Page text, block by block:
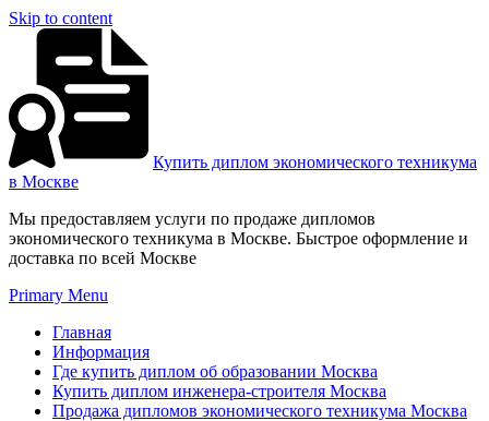
Skip to content
Купить диплом экономического техникума
в Москве
Мы предоставляем услуги по продаже дипломов
экономического техникума в Москве. Быстрое оформление и
доставка по всей Москве
Primary Menu
Главная
Информация
Где купить диплом об образовании Москва
Купить диплом инженера-строителя Москва
Продажа дипломов экономического техникума Москва